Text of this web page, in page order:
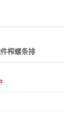
榨螺条排